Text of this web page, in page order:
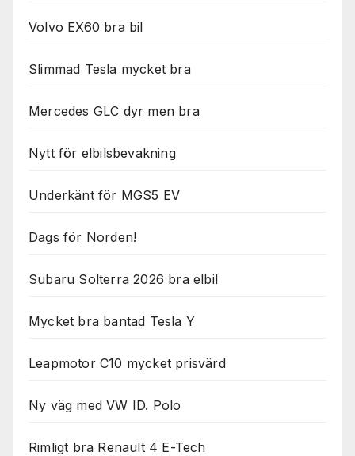
Volvo EX60 bra bil
Slimmad Tesla mycket bra
Mercedes GLC dyr men bra
Nytt för elbilsbevakning
Underkänt för MGS5 EV
Dags för Norden!
Subaru Solterra 2026 bra elbil
Mycket bra bantad Tesla Y
Leapmotor C10 mycket prisvärd
Ny väg med VW ID. Polo
Rimligt bra Renault 4 E-Tech